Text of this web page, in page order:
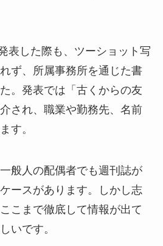
表した際も、ツーショット写
ず、所属事務所を通じた書
。発表では「古くからの友
され、職業や勤務先、名前
す。
般人の配偶者でも週刊誌が
ースがあります。しかし志
こまで徹底して情報が出て
いです。